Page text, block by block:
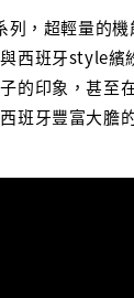
列，超輕量的
西班牙style繽
的印象，甚至
班牙豐富大膽